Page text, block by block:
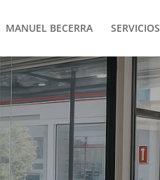
MANUEL BECERRA SERVICIOS